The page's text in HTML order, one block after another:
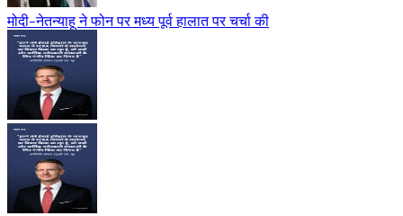
मोदी-नेतन्याहू ने फोन पर मध्य पूर्व हालात पर चर्चा की